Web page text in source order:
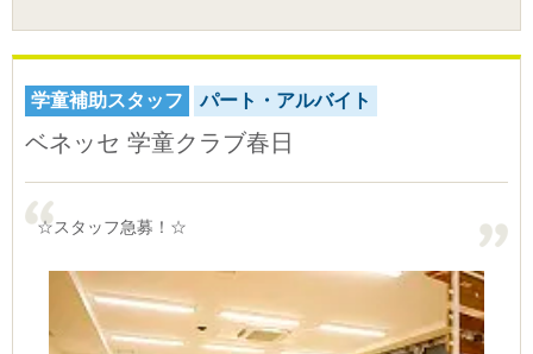
学童補助スタッフ パート・アルバイト
ベネッセ 学童クラブ春日
☆スタッフ急募！☆